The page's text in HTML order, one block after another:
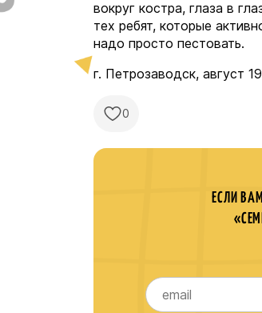
вокруг костра, глаза в
тех ребят, которые
надо просто пестовать.
г. Петрозаводск, август
0
ЕСЛИ